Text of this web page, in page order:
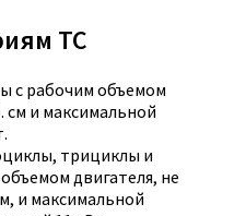
ТС
с рабочим объемом
см и максимальной
трициклы и
двигателя, не
и максимальной